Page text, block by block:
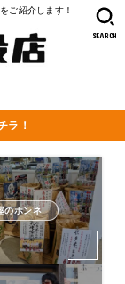
ご紹介します！
SEARCH
ラ！
のホンネ